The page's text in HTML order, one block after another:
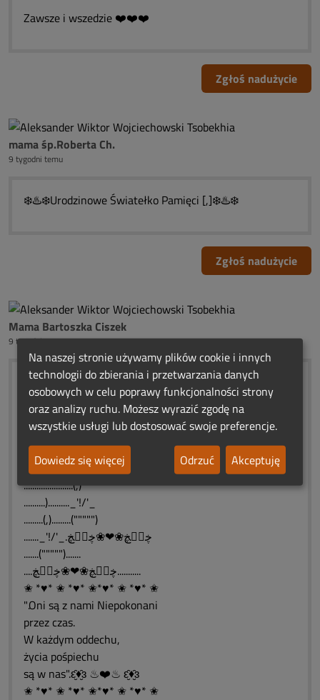
Zawsze i wszedzie ❤️❤️❤️
Zgłoś nadużycie
mama śp.Roberta Ch.
9 tygodni temu
❄️♨️❄️Urodzinowe Światełko Pamięci [,]❄️♨️❄️
Zgłoś nadużycie
Mama Bartoszka Ciszek
9 tygodni temu
♥* ✬ *♥* ✬*♥* ✬ *♥* ✬
....URODZINOWE
....ŚWIATEŁKA PAMIĘCI
....OLUSIU
✬ *♥* ✬ *♥*✬ *♥* ✬ *♥* ✬
.......................)
.......................(,)
..........).........._'!/'_
.........(,).........(""""")
......._'!/'_.ڿڰۣڿ❀❤❀ڿڰۣڿ
.......(""""").......
....ڿڰۣڿ❀❤❀ڿڰۣڿ...........
✬ *♥* ✬ *♥* ✬*♥* ✬ *♥* ✬
".Oni są z nami Niepokonani
przez czas.
W każdym oddechu,
życia pośpiechu
są w nas".ԑ̮̑♦̮̑ɜ ♨❤️♨ ԑ̮̑♦̮̑ɜ
✬ *♥* ✬ *♥* ✬*♥* ✬ *♥* ✬
Na naszej stronie używamy plików cookie i innych
technologii do zbierania i przetwarzania danych
osobowych w celu poprawy funkcjonalności strony
oraz analizy ruchu. Możesz wyrazić zgodę na
wszystkie usługi lub dostosować swoje preferencje.
Dowiedz się więcej
Odrzuć Akceptuję